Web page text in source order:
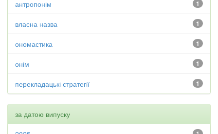
1
антропонім
1
власна назва
1
ономастика
1
онім
1
перекладацькі стратегії
за датою випуску